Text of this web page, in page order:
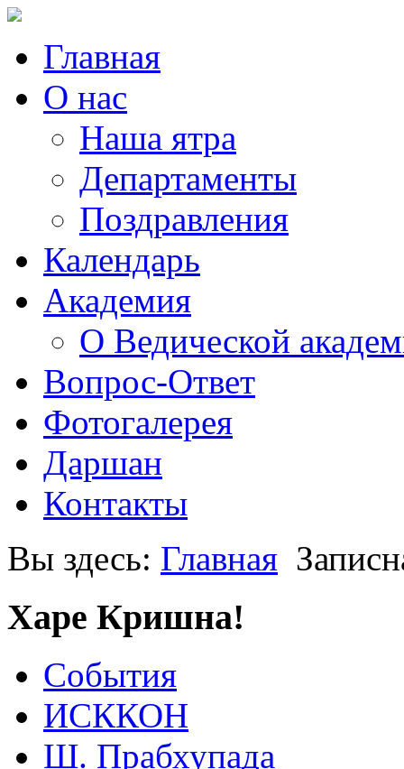
Главная
О нас
Наша ятра
Департаменты
Поздравления
Календарь
Академия
О Ведической
Вопрос-Ответ
Фотогалерея
Даршан
Контакты
Вы здесь: Главная
Харе Кришна!
События
ИСККОН
Ш. Прабхупада